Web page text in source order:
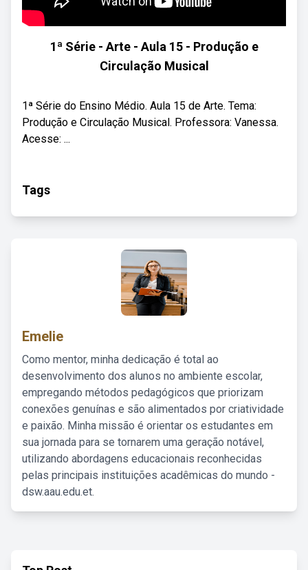
1ª Série - Arte - Aula 15 - Produção e
Circulação Musical
1ª Série do Ensino Médio. Aula 15 de Arte. Tema:
Produção e Circulação Musical. Professora: Vanessa.
Acesse: ...
Tags
Emelie
Como mentor, minha dedicação é total ao
desenvolvimento dos alunos no ambiente escolar,
empregando métodos pedagógicos que priorizam
conexões genuínas e são alimentados por criatividade
e paixão. Minha missão é orientar os estudantes em
sua jornada para se tornarem uma geração notável,
utilizando abordagens educacionais reconhecidas
pelas principais instituições acadêmicas do mundo -
dsw.aau.edu.et.